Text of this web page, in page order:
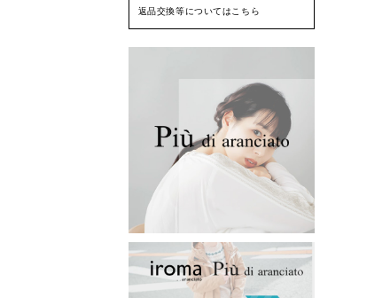
返品交換等についてはこちら